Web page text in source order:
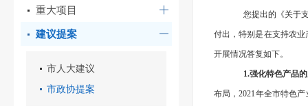
重大项目
建议提案
市人大建议
市政协提案
您提出的《关于
付出，特别是在支持农
开展情况答复如下。
1.强化特色产品
布局，2021年全市特色